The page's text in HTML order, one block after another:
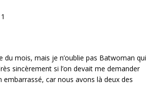
du mois, mais je n’oublie pas Batwoman qui
sincèrement si l’on devait me demander
embarrassé, car nous avons là deux des